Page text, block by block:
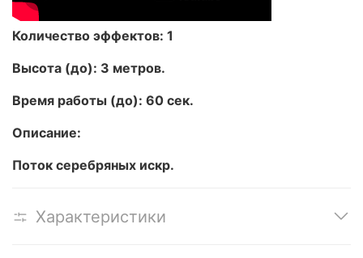
Количество эффектов: 1
Высота (до): 3 метров.
Время работы (до): 60 сек.
Описание:
Поток серебряных искр.
Характеристики